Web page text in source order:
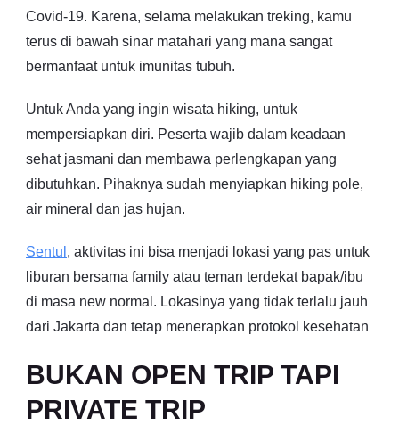
Covid-19. Karena, selama melakukan treking, kamu
terus di bawah sinar matahari yang mana sangat
bermanfaat untuk imunitas tubuh.
Untuk Anda yang ingin wisata hiking, untuk
mempersiapkan diri. Peserta wajib dalam keadaan
sehat jasmani dan membawa perlengkapan yang
dibutuhkan. Pihaknya sudah menyiapkan hiking pole,
air mineral dan jas hujan.
Sentul , aktivitas ini bisa menjadi lokasi yang pas untuk
liburan bersama family atau teman terdekat bapak/ibu
di masa new normal. Lokasinya yang tidak terlalu jauh
dari Jakarta dan tetap menerapkan protokol kesehatan
BUKAN OPEN TRIP TAPI
PRIVATE TRIP